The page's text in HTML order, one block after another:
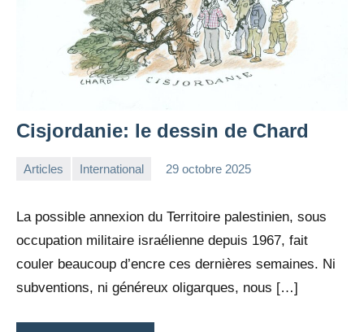
Cisjordanie: le dessin de Chard
Articles International 29 octobre 2025
La possible annexion du Territoire palestinien, sous
occupation militaire israélienne depuis 1967, fait
couler beaucoup d’encre ces dernières semaines. Ni
subventions, ni généreux oligarques, nous […]